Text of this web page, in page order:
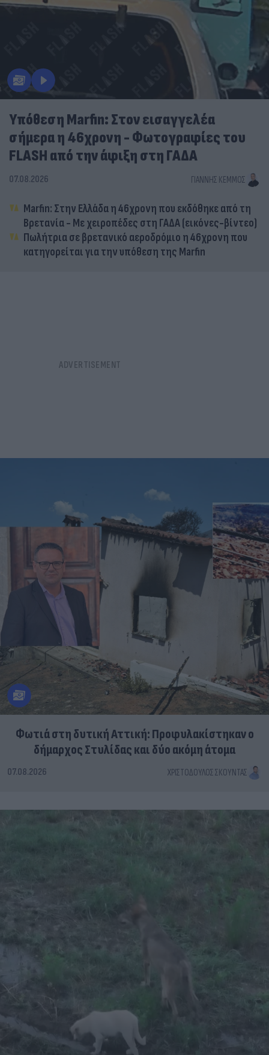
Υπόθεση Marfin: Στον εισαγγελέα
σήμερα η 46χρονη - Φωτογραφίες του
FLASH από την άφιξη στη ΓΑΔΑ
07.08.2026 ΓΙΆΝΝΗΣ ΚΈΜΜΟΣ
Marfin: Στην Ελλάδα η 46χρονη που εκδόθηκε από τη
Βρετανία - Με χειροπέδες στη ΓΑΔΑ (εικόνες-βίντεο)
Πωλήτρια σε βρετανικό αεροδρόμιο η 46χρονη που
κατηγορείται για την υπόθεση της Marfin
Φωτιά στη δυτική Αττική: Προφυλακίστηκαν ο
δήμαρχος Στυλίδας και δύο ακόμη άτομα
07.08.2026 ΧΡΙΣΤΌΔΟΥΛΟΣ ΣΚΟΎΝΤΑΣ